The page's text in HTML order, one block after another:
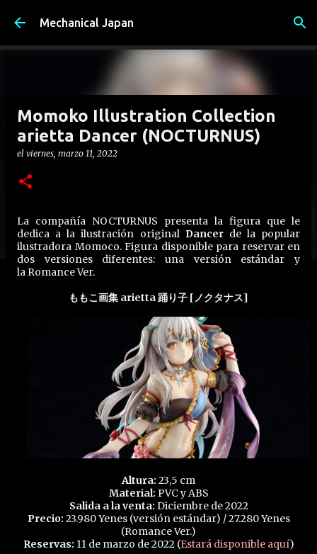
Ir al contenido principal
Mechanical Japan
Momoko Illustration Collection
arietta Dancer (NOCTURNUS)
el viernes, marzo 11, 2022
La compañía NOCTURNUS presenta la figura que le
dedica a la ilustración original Dancerde la popular
ilustradora Momoco. Figura disponible para reservar en
dos versiones diferentes: una versión estándar y
la Romance Ver.
ももこ画集 arietta 踊り子 [ノクタナス]
Altura: 23,5 cm
Material: PVC y ABS
Salida a la venta: Diciembre de 2022
Precio: 23.980 Yenes (versión estándar) / 27.280 Yenes
(Romance Ver.)
Reservas: 11 de marzo de 2022 (Estará disponible aquí)